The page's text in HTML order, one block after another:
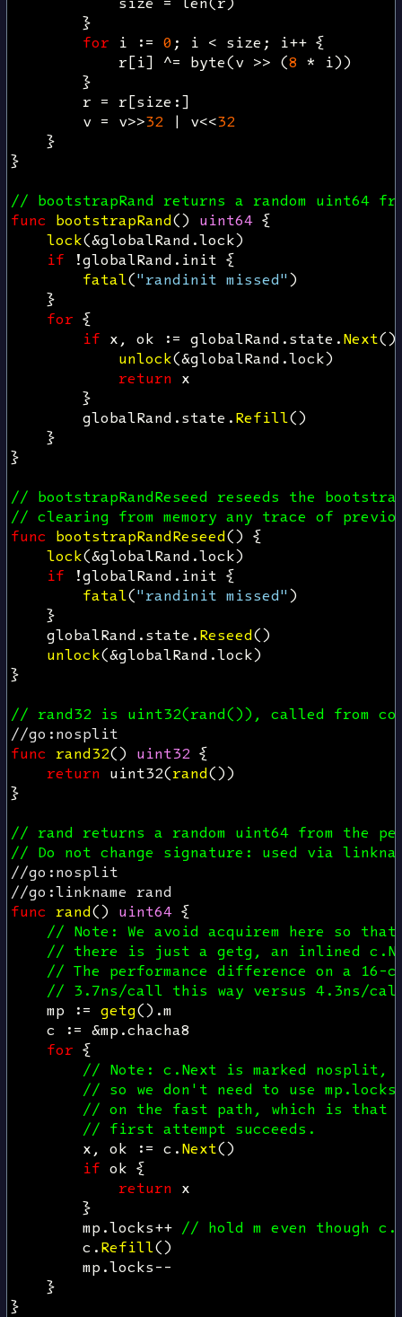
}
for i := 0 ; i < size ; i++ {
r[i] ^= byte(v >> (8 * i))
}
r = r[size :]
v = v>>32 | v<<32
}
}
// bootstrapRand returns a random uint64
func bootstrapRand() uint64 {
lock(&globalRand .lock)
if
!globalRand . init {
fatal("randinit missed")
}
for {
if x , ok := globalRand .state .Next
unlock(&globalRand .lock)
return x
}
globalRand .state .Refill()
}
}
// bootstrapRandReseed reseeds the
// clearing from memory any trace of
func bootstrapRandReseed() {
lock(&globalRand .lock)
if
!globalRand . init {
fatal("randinit missed")
}
globalRand .state .Reseed()
unlock(&globalRand .lock)
}
// rand32 is uint32(rand()), called from
//go:nosplit
func rand32() uint32 {
return uint32(rand())
}
// rand returns a random uint64 from the
// Do not change signature: used via
//go:nosplit
//go:linkname rand
func rand() uint64 {
// Note: We avoid acquirem here so
// there is just a getg, an inlined
// The performance difference on a 16-
// 3.7ns/call this way versus 4.3ns/call
mp
:= getg().m
c
:= &mp .chacha8
for {
// Note: c.Next is marked nosplit,
// so we don't need to use mp.locks
// on the fast path, which is that
// first attempt succeeds.
x , ok := c .Next()
if ok {
return x
}
mp .locks++ // hold m even though
c .Refill()
mp .locks--
}
}